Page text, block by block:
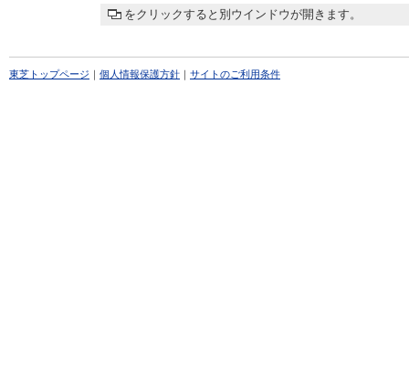
をクリックすると別ウインドウが開きます。
東芝トップページ ｜ 個人情報保護方針 ｜ サイトのご利用条件